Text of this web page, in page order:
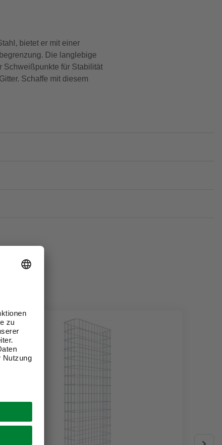
bietet er mit einer
Die langlebige
Schweißpunkte für Stabilität
Schaffe mit diesem